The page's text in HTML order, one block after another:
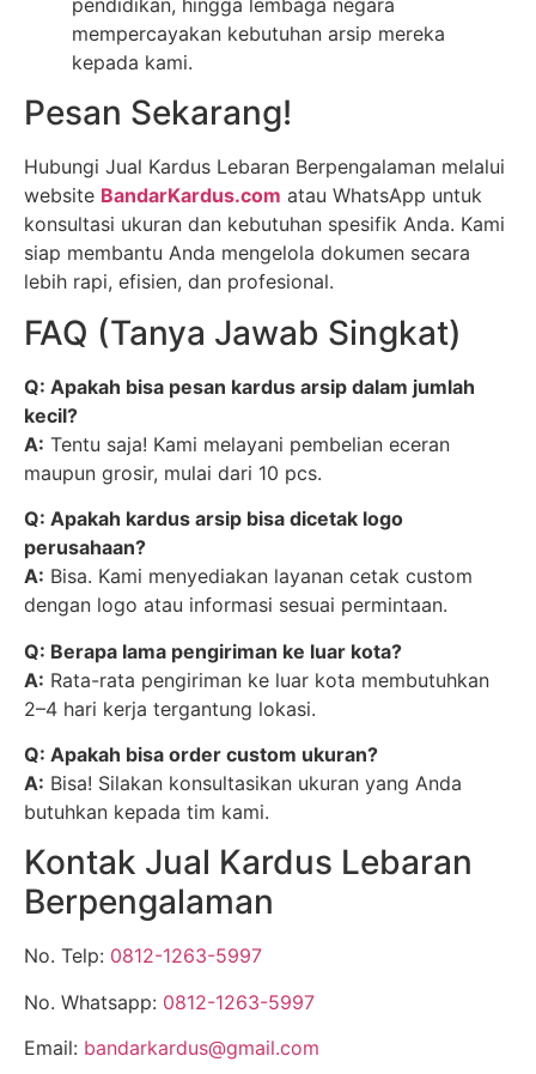
pendidikan, hingga lembaga negara
mempercayakan kebutuhan arsip mereka
kepada kami.
Pesan Sekarang!
Hubungi Jual Kardus Lebaran Berpengalaman melalui
website BandarKardus.com atau WhatsApp untuk
konsultasi ukuran dan kebutuhan spesifik Anda. Kami
siap membantu Anda mengelola dokumen secara
lebih rapi, efisien, dan profesional.
FAQ (Tanya Jawab Singkat)
Q: Apakah bisa pesan kardus arsip dalam jumlah
kecil?
A: Tentu saja! Kami melayani pembelian eceran
maupun grosir, mulai dari 10 pcs.
Q: Apakah kardus arsip bisa dicetak logo
perusahaan?
A: Bisa. Kami menyediakan layanan cetak custom
dengan logo atau informasi sesuai permintaan.
Q: Berapa lama pengiriman ke luar kota?
A: Rata-rata pengiriman ke luar kota membutuhkan
2–4 hari kerja tergantung lokasi.
Q: Apakah bisa order custom ukuran?
A: Bisa! Silakan konsultasikan ukuran yang Anda
butuhkan kepada tim kami.
Kontak Jual Kardus Lebaran
Berpengalaman
No. Telp: 0812-1263-5997
No. Whatsapp: 0812-1263-5997
Email: bandarkardus@gmail.com